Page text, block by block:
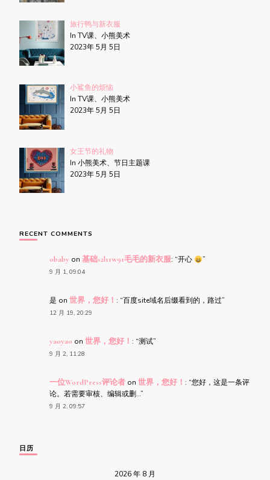
旅行鸭与新衣服
In TV课、小熊美术
2023年 5月 5日
小鲨鱼的烦恼
In TV课、小熊美术
2023年 5月 5日
女王节的礼物
In 小熊美术、节日主题课
2023年 5月 5日
RECENT COMMENTS
obaby on 基础s2l11w91毛毛的新衣服: “开心 ”
9 月 1, 09:04
是 on 世界，您好！ : “百度site域名后缀看到的，路过”
12 月 19, 20:29
yaoyao on 世界，您好！ : “测试”
9 月 2, 11:28
一位WordPress评论者 on 世界，您好！ : “您好，这是一条评
论。若需要审核、编辑或删…”
9 月 2, 09:57
日历
2026 年 8 月